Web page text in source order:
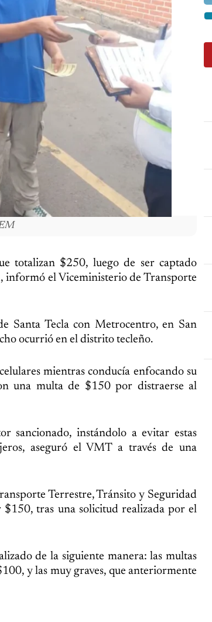
totalizan $250, luego de ser captado
informó el Viceministerio de Transporte
Santa Tecla con Metrocentro, en San
ocurrió en el distrito tecleño.
mientras conducía enfocando su
una multa de $150 por distraerse al
sancionado, instándolo a evitar estas
aseguró el VMT a través de una
Terrestre, Tránsito y Seguridad
$150, tras una solicitud realizada por el
de la siguiente manera: las multas
y las muy graves, que anteriormente